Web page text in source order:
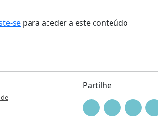
se para aceder a este conteúdo
Partilhe